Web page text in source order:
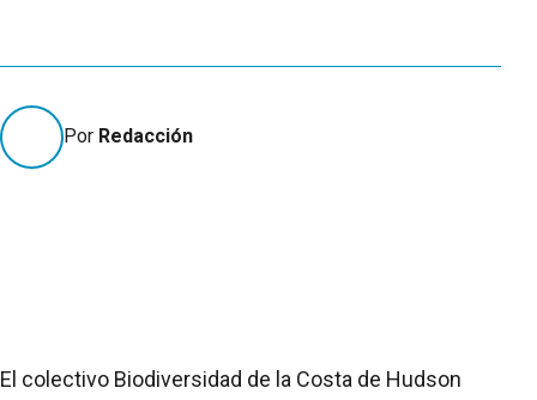
Por Redacción
El colectivo Biodiversidad de la Costa de Hudson